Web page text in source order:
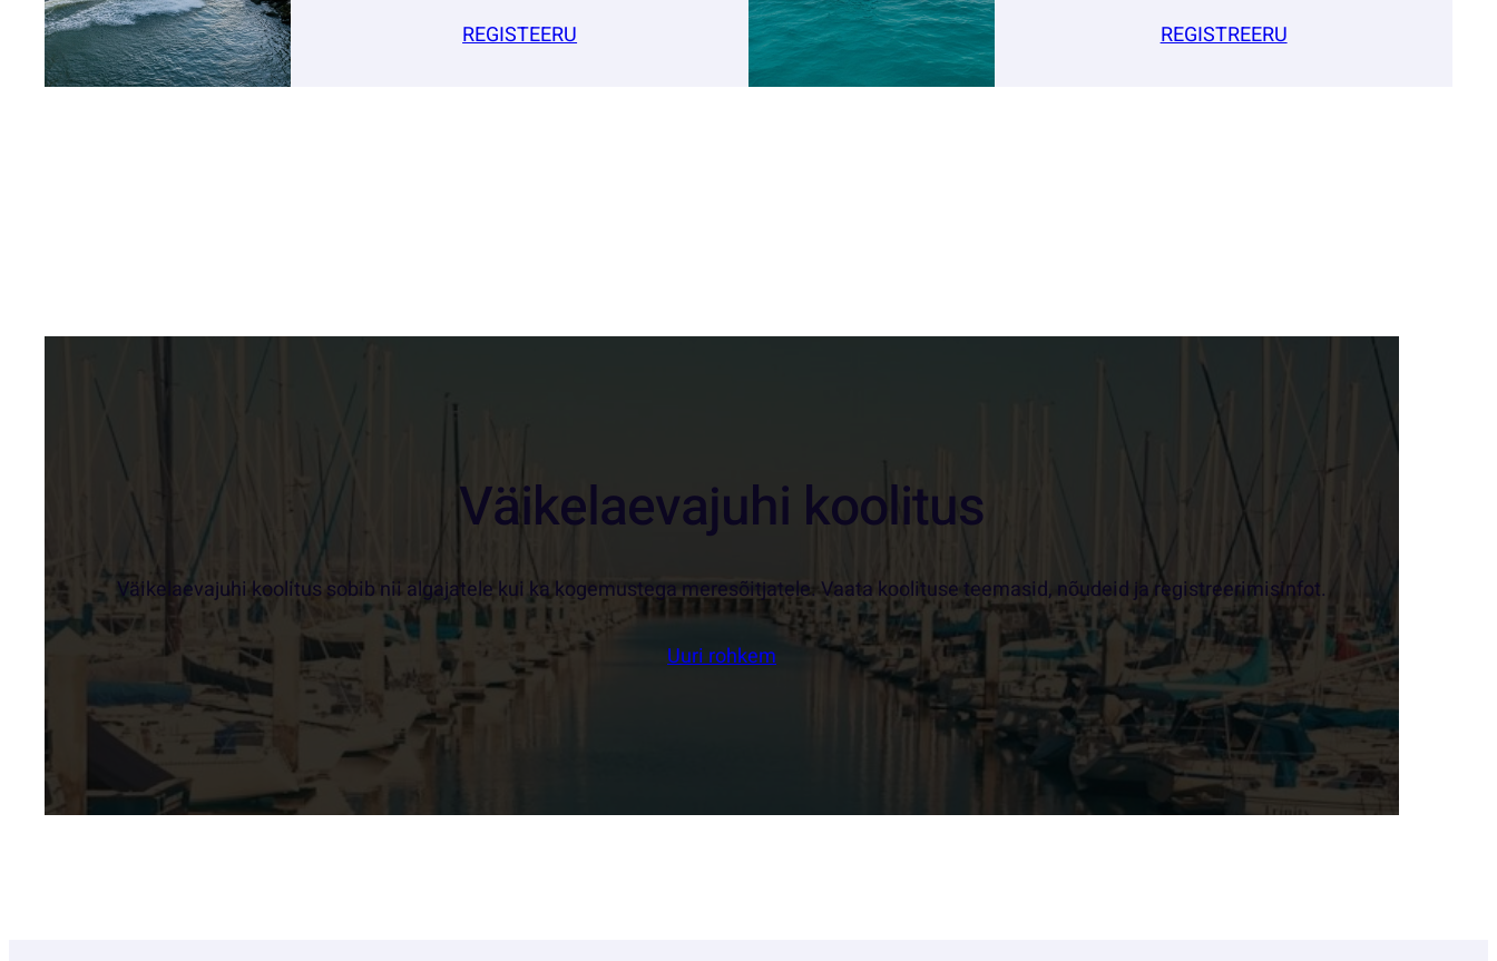
REGISTEERU
REGISTREERU
Väikelaevajuhi koolitus
Väikelaevajuhi koolitus sobib nii algajatele kui ka kogemustega meresõitjatele. Vaata koolituse teemasid, nõudeid ja registreerimisinfot.
Uuri rohkem